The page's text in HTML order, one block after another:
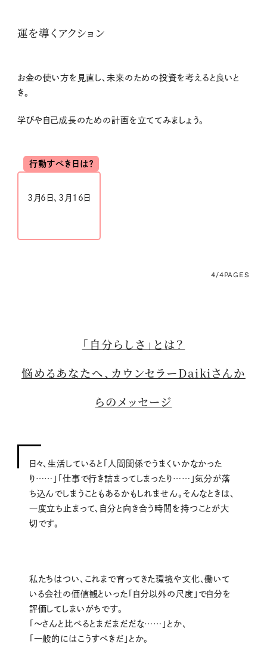
運を導くアクション
お金の使い方を見直し、未来のための投資を考えると良いと
き。
学びや自己成長のための計画を立ててみましょう。
行動すべき日は？
3月 6 日、 3 月 16 日
4/4PAGES
「自分らしさ」とは？
悩めるあなたへ、カウンセラーDaikiさんか
らのメッセージ
日々、生活していると「人間関係でうまくいかなかった
り……」「仕事で行き詰まってしまったり……」気分が落
ち込んでしまうこともあるかもしれません。そんなときは、
一度立ち止まって、自分と向き合う時間を持つことが大
切です。
私たちはつい、これまで育ってきた環境や文化、働いて
いる会社の価値観といった「自分以外の尺度」で自分を
評価してしまいがちです。
「〜さんと比べるとまだまだだな……」とか、
「一般的にはこうすべきだ」とか。